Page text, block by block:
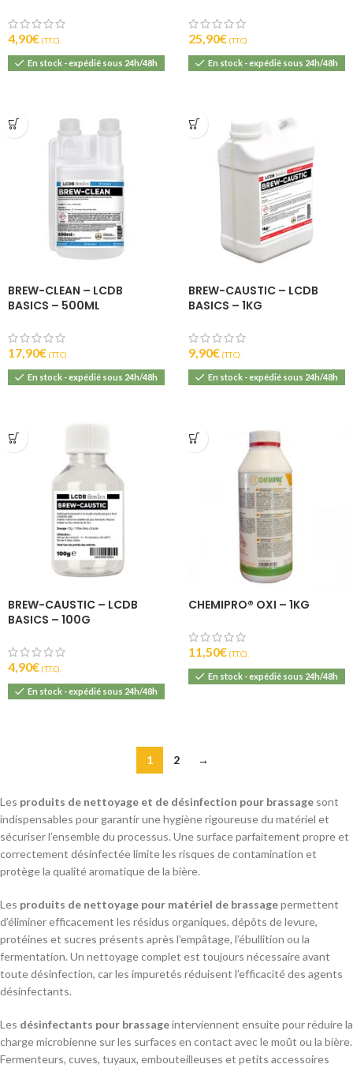
4,90€ (T.T.C).
En stock - expédié sous 24h/48h
25,90€ (T.T.C).
En stock - expédié sous 24h/48h
BREW-CLEAN – LCDB
BASICS – 500ML
17,90€ (T.T.C).
En stock - expédié sous 24h/48h
BREW-CAUSTIC – LCDB
BASICS – 1KG
9,90€ (T.T.C).
En stock - expédié sous 24h/48h
BREW-CAUSTIC – LCDB
BASICS – 100G
4,90€ (T.T.C).
En stock - expédié sous 24h/48h
CHEMIPRO® OXI – 1KG
11,50€ (T.T.C).
En stock - expédié sous 24h/48h
1 2 →
Les produits de nettoyage et de désinfection pour brassage sont
indispensables pour garantir une hygiène rigoureuse du matériel et
sécuriser l’ensemble du processus. Une surface parfaitement propre et
correctement désinfectée limite les risques de contamination et
protège la qualité aromatique de la bière.
Les produits de nettoyage pour matériel de brassagepermettent
d’éliminer efficacement les résidus organiques, dépôts de levure,
protéines et sucres présents après l’empâtage, l’ébullition ou la
fermentation. Un nettoyage complet est toujours nécessaire avant
toute désinfection, car les impuretés réduisent l’efficacité des agents
désinfectants.
Les désinfectants pour brassageinterviennent ensuite pour réduire la
charge microbienne sur les surfaces en contact avec le moût ou la bière.
Fermenteurs, cuves, tuyaux, embouteilleuses et petits accessoires